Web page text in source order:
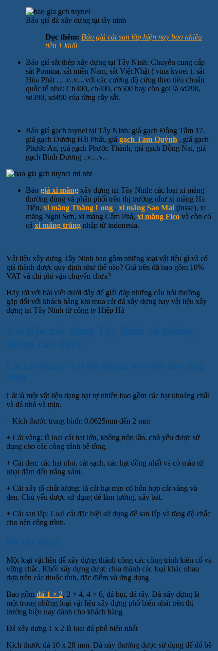
Báo giá đá xây dựng tại tây ninh
Đọc thêm: Báo giá cát san lấp hiện nay bao nhiêu
tiền 1 khối
Báo giá sắt thép xây dựng tại Tây Ninh: Chuyên cung cấp
sắt Pomina, sắt miền Nam, sắt Việt Nhật ( vina kyoei ), sắt
Hòa Phát ….v..v…với các cường độ cứng theo tiêu chuẩn
quốc tế như: Cb300, cb400, cb500 hay còn gọi là sd290,
sd390, sd490 của từng cây sắt.
Báo giá gạch tuynel tại Tây Ninh: giá gạch Đồng Tâm 17,
giá gạch Dương Hải Phát, giá gạch Tám Quỳnh , giá gạch
Phước An, giá gạch Phước Thành, giá gạch Đồng Nai, giá
gạch Bình Dương ..v…v..
Báo giá xi măng xây dựng tại Tây Ninh: các loại xi măng
thường dùng và phân phối trên thị trường như xi măng Hà
Tiên, xi măng Thăng Long , xi măng Sao Mai (insse), xi
măng Nghi Sơn, xi măng Cẩm Phả, xi măng Fico và còn có
cả xi măng trắng nhập từ indonesia.
Vật liệu xây dựng Tây Ninh bao gồm những loại vật liệu gì và có
giá thành được quy định như thế nào? Giá trên đã bao gồm 10%
VAT và chi phí vận chuyển chưa?
Hãy tới với bài viết dưới đây để giải đáp những câu hỏi thường
gặp đối với khách hàng khi mua cát đá xây dựng hay vật liệu xây
dựng tại Tây Ninh từ công ty Hiệp Hà
Cát là một vật liệu dạng hạt tự nhiên bao gồm các hạt khoáng chất
và đá nhỏ và mịn.
– Kích thước trung bình: 0,0625mm đến 2 mm
+ Cát vàng: là loại cát hạt lớn, không trộn lẫn, chủ yếu được sử
dụng cho các công trình bê tông.
+ Cát đen: các hạt nhỏ, cát sạch, các hạt đồng nhất và có màu từ
nhạt đậm đến trắng xám.
+ Cát xây tô chất lượng: là cát hạt mịn có hỗn hợp cát vàng và
đen. Chủ yếu được sử dụng để làm tường, xây bát.
+ Cát san lấp: Loại cát đặc biệt sử dụng để san lấp và tăng độ chắc
cho nền công trình.
Một loại vật liệu để xây dựng thành công các công trình kiên cố và
vững chắc. Khối xây dựng được chia thành các loại khác nhau
dựa trên các thuộc tính, đặc điểm và ứng dụng
Bao gồm đá 1 × 2, 2 × 4, 4 × 6, đá bụi, đá rây. Đá xây dựng là
một trong những loại vật liệu xây dựng phổ biến nhất trên thị
trường hiện nay dành cho khách hàng
Đá xây dựng 1 x 2 là loại đá phổ biến nhất
Kích thước đá 10 x 28 mm. Đá này thường được sử dụng để đổ bê